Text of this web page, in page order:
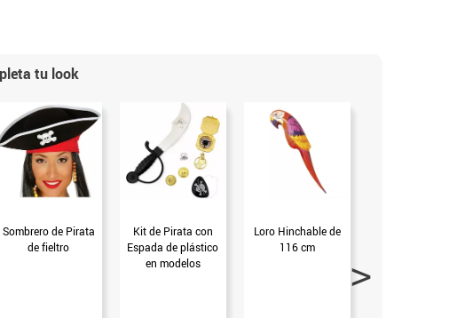
tu look
Sombrero de Pirata
de fieltro
Kit de Pirata con
Espada de plástico
en modelos
Loro Hinchable de
116 cm